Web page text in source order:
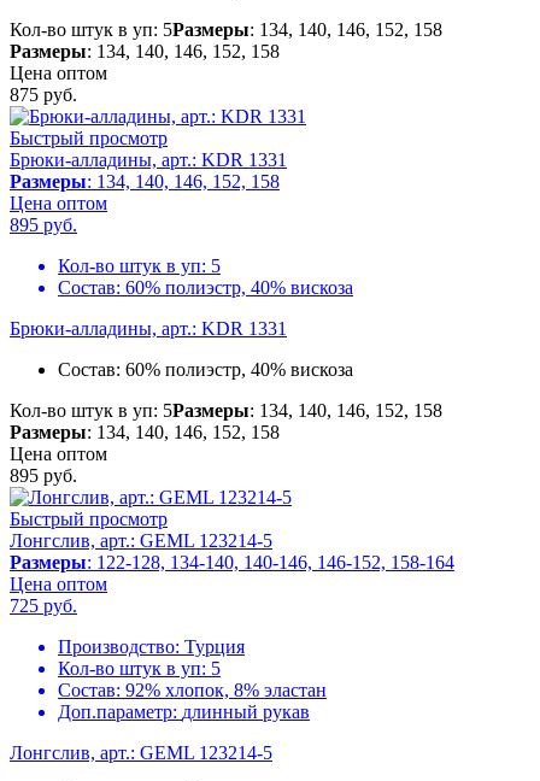
Кол-во штук в уп: 5Размеры: 134, 140, 146, 152, 158
Размеры: 134, 140, 146, 152, 158
Цена оптом
875 руб.
Быстрый просмотр
Брюки-алладины, арт.: KDR 1331
Размеры: 134, 140, 146, 152, 158
Цена оптом
895 руб.
Кол-во штук в уп: 5
Состав: 60% полиэстр, 40% вискоза
Брюки-алладины, арт.: KDR 1331
Состав: 60% полиэстр, 40% вискоза
Кол-во штук в уп: 5Размеры: 134, 140, 146, 152, 158
Размеры: 134, 140, 146, 152, 158
Цена оптом
895 руб.
Быстрый просмотр
Лонгслив, арт.: GEML 123214-5
Размеры: 122-128, 134-140, 140-146, 146-152, 158-164
Цена оптом
725 руб.
Производство: Турция
Кол-во штук в уп: 5
Состав: 92% хлопок, 8% эластан
Доп.параметр: длинный рукав
Лонгслив, арт.: GEML 123214-5